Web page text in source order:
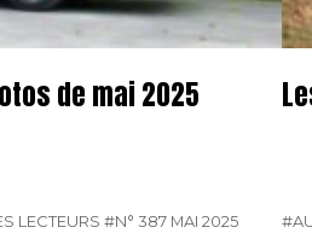
de mai 2025
LECTEURS #N° 387 MAI 2025